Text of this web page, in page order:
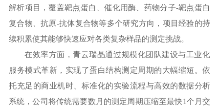
解析项目，覆盖靶点蛋白、催化用酶、药物分子-靶点蛋白
复合物、抗原-抗体复合物等多个研究方向，项目经验的持
续积累使其能够快速应对各类复杂样品的测定挑战。
在效率方面，青云瑞晶通过规模化团队建设与工业化
服务模式革新，实现了蛋白结构测定周期的大幅缩短。依
托充足的商业机时、标准化的实验流程与高效的数据分析
系统，公司将传统需要数月的测定周期压缩至最快1个月交